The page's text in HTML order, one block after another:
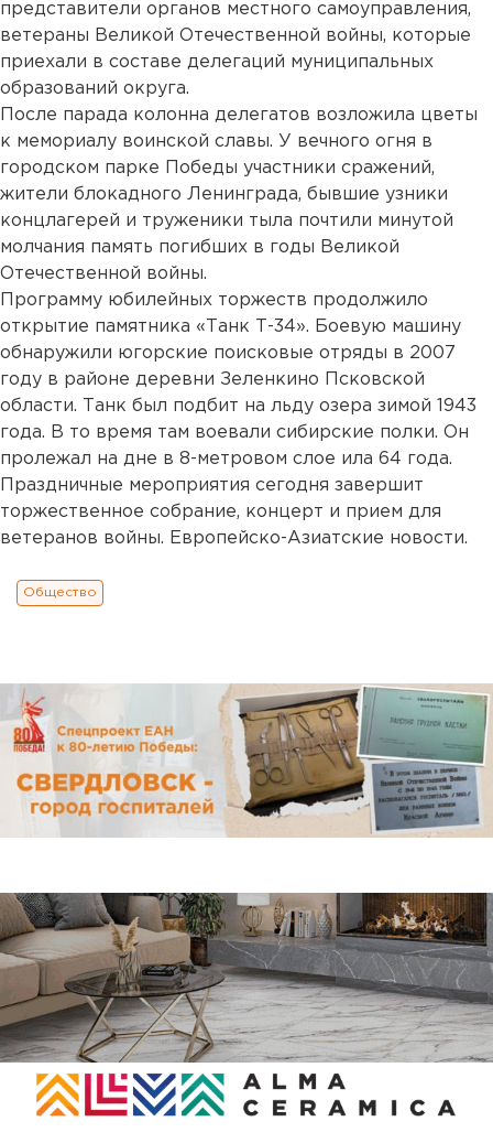
представители органов местного самоуправления,
ветераны Великой Отечественной войны, которые
приехали в составе делегаций муниципальных
образований округа.
После парада колонна делегатов возложила цветы
к мемориалу воинской славы. У вечного огня в
городском парке Победы участники сражений,
жители блокадного Ленинграда, бывшие узники
концлагерей и труженики тыла почтили минутой
молчания память погибших в годы Великой
Отечественной войны.
Программу юбилейных торжеств продолжило
открытие памятника «Танк Т-34». Боевую машину
обнаружили югорские поисковые отряды в 2007
году в районе деревни Зеленкино Псковской
области. Танк был подбит на льду озера зимой 1943
года. В то время там воевали сибирские полки. Он
пролежал на дне в 8-метровом слое ила 64 года.
Праздничные мероприятия сегодня завершит
торжественное собрание, концерт и прием для
ветеранов войны. Европейско-Азиатские новости.
Общество